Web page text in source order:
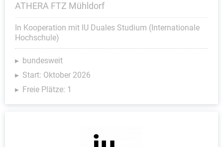
ATHERA FTZ Mühldorf
In Kooperation mit IU Duales Studium (Internationale
Hochschule)
bundesweit
Start: Oktober 2026
Freie Plätze: 1